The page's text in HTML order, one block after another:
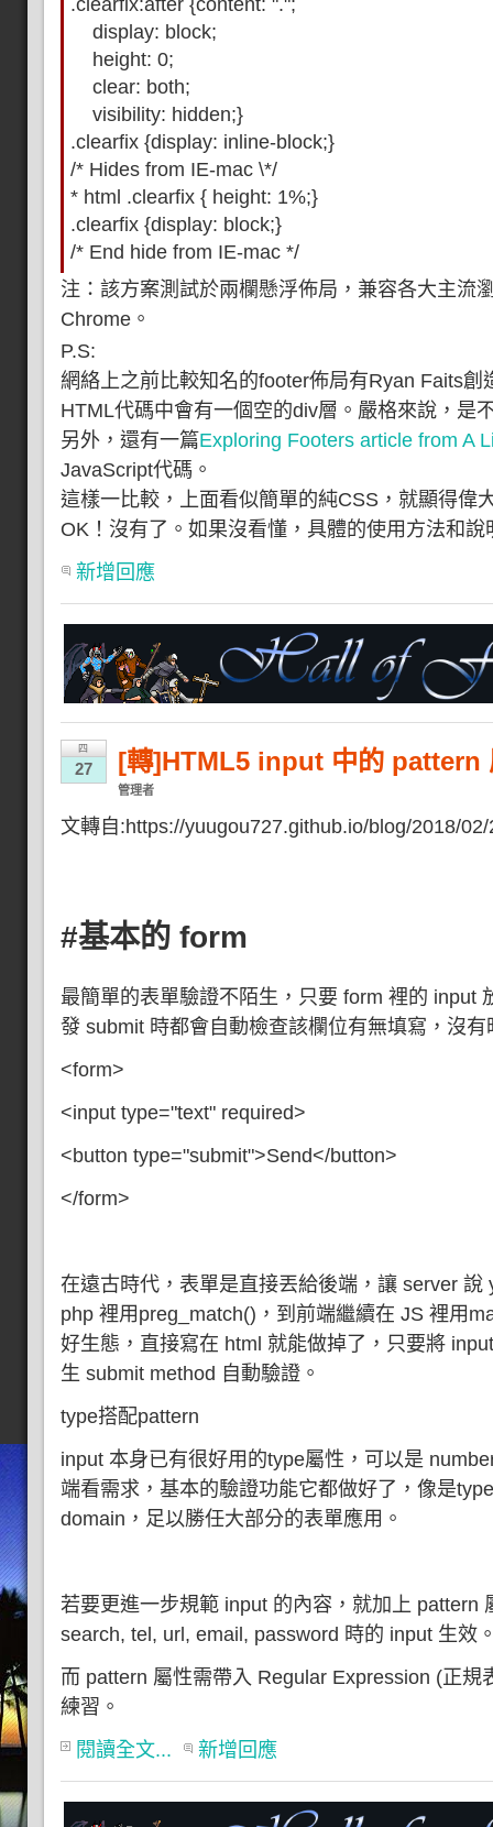
.clearfix:after {content: ".";
display: block;
height: 0;
clear: both;
visibility: hidden;}
.clearfix {display: inline-block;}
/* Hides from IE-mac \*/
* html .clearfix { height: 1%;}
.clearfix {display: block;}
/* End hide from IE-mac */
注：該方案測試於兩欄懸浮佈局，兼容各大主流
Chrome。
P.S:
網絡上之前比較知名的footer佈局有Ryan Faits創
HTML代碼中會有一個空的div層。嚴格來說，是
另外，還有一篇Exploring Footers article from A
JavaScript代碼。
這樣一比較，上面看似簡單的純CSS，就顯得偉
OK！沒有了。如果沒看懂，具體的使用方法和說
新增回應
四
27 [轉]HTML5 input 中的 pattern
管理者
文轉自:https://yuugou727.github.io/blog/2018/
#基本的 form
最簡單的表單驗證不陌生，只要 form 裡的 input
發 submit 時都會自動檢查該欄位有無填寫，沒有
<form>
<input type="text" required>
<button type="submit">Send</button>
</form>
在遠古時代，表單是直接丟給後端，讓 server 說
php 裡用preg_match()，到前端繼續在 JS 裡用
好生態，直接寫在 html 就能做掉了，只要將
生 submit method 自動驗證。
type搭配pattern
input 本身已有很好用的type屬性，可以是
端看需求，基本的驗證功能它都做好了，像是
domain，足以勝任大部分的表單應用。
若要更進一步規範 input 的內容，就加上 pattern
search, tel, url, email, password 時的 input 生效
而 pattern 屬性需帶入 Regular Expression (正規
練習。
閱讀全文...
新增回應